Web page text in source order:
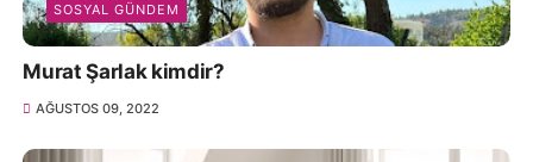
SOSYAL GÜNDEM
Murat Şarlak kimdir?
AĞUSTOS 09, 2022